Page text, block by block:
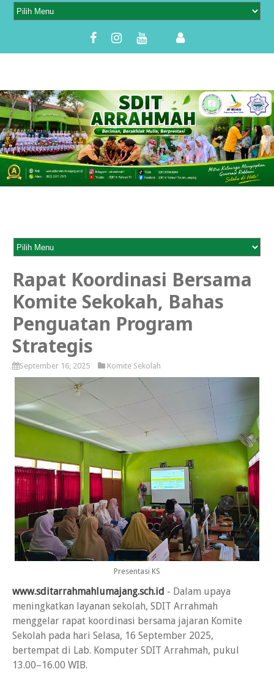
Rapat Koordinasi Bersama
Komite Sekokah, Bahas
Penguatan Program
Strategis
September 16, 2025 Komite Sekolah
Presentasi KS
www.sditarrahmahlumajang.sch.id - Dalam upaya
meningkatkan layanan sekolah, SDIT Arrahmah
menggelar rapat koordinasi bersama jajaran Komite
Sekolah pada hari Selasa, 16 September 2025,
bertempat di Lab. Komputer SDIT Arrahmah, pukul
13.00–16.00 WIB.